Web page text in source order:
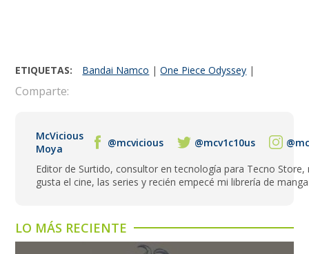
ETIQUETAS: Bandai Namco |One Piece Odyssey |
Comparte:
McVicious
Moya
@mcvicious @mcv1c10us
Editor de Surtido, consultor en tecnología para Tecno Store,
gusta el cine, las series y recién empecé mi librería de
LO MÁS RECIENTE